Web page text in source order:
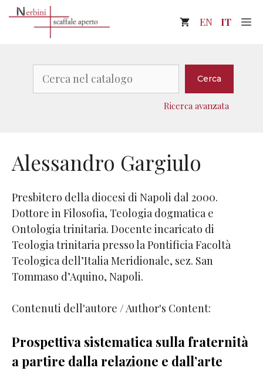
contenuto
EN IT
Cerca
Ricerca avanzata
Alessandro Gargiulo
Presbitero della diocesi di Napoli dal 2000.
Dottore in Filosofia, Teologia dogmatica e
Ontologia trinitaria. Docente incaricato di
Teologia trinitaria presso la Pontificia Facoltà
Teologica dell’Italia Meridionale, sez. San
Tommaso d’Aquino, Napoli.
Contenuti dell'autore / Author's Content:
Prospettiva sistematica sulla fraternità
a partire dalla relazione e dall’arte